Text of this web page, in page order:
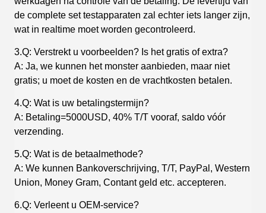
de complete set testapparaten zal echter iets langer zijn,
wat in realtime moet worden gecontroleerd.
3.Q: Verstrekt u voorbeelden? Is het gratis of extra?
A: Ja, we kunnen het monster aanbieden, maar niet
gratis; u moet de kosten en de vrachtkosten betalen.
4.Q: Wat is uw betalingstermijn?
A: Betaling=5000USD, 40% T/T vooraf, saldo vóór
verzending.
5.Q: Wat is de betaalmethode?
A: We kunnen Bankoverschrijving, T/T, PayPal, Western
Union, Money Gram, Contant geld etc. accepteren.
6.Q: Verleent u OEM-service?